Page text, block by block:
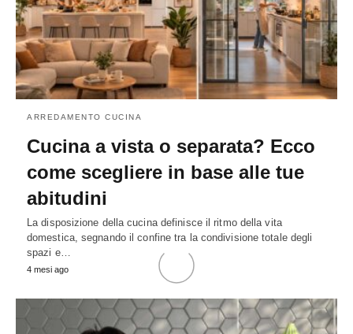
ARREDAMENTO CUCINA
Cucina a vista o separata? Ecco
come scegliere in base alle tue
abitudini
La disposizione della cucina definisce il ritmo della vita
domestica, segnando il confine tra la condivisione totale degli
spazi e…
4 mesi ago